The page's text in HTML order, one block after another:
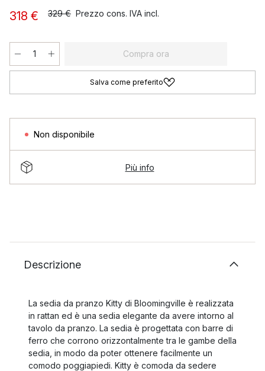
318 € 329 € Prezzo cons. IVA incl.
Compra ora
Salva come preferito
Non disponibile
Più info
Descrizione
La sedia da pranzo Kitty di Bloomingville è realizzata
in rattan ed è una sedia elegante da avere intorno al
tavolo da pranzo. La sedia è progettata con barre di
ferro che corrono orizzontalmente tra le gambe della
sedia, in modo da poter ottenere facilmente un
comodo poggiapiedi. Kitty è comoda da sedere